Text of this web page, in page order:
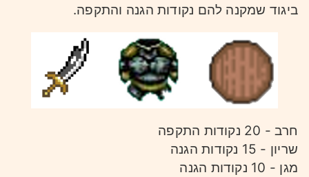
ביגוד שמקנה להם נקודות הגנה והתקפה.
חרב - 20 נקודות התקפה
שריון - 15 נקודות הגנה
מגן - 10 נקודות הגנה